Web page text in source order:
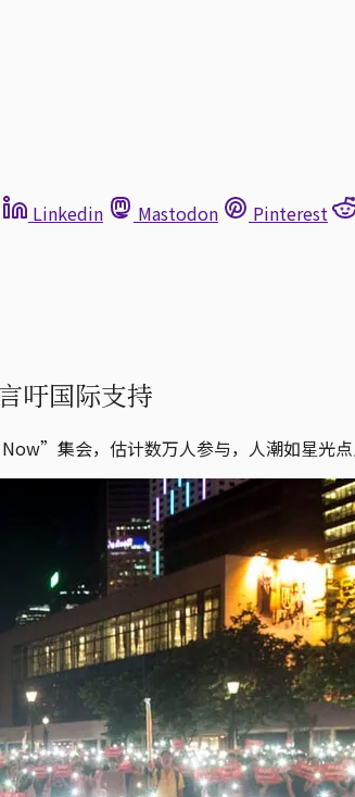
Linkedin Mastodon
Pinterest
吁国际支持
集会，估计数万人参与，人潮如星光